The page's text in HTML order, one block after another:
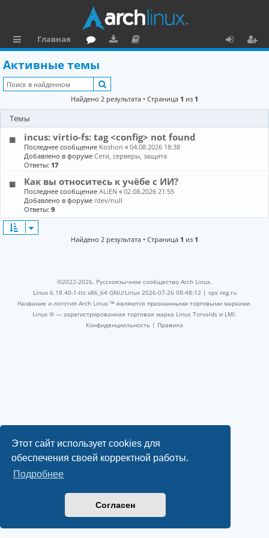
Этот сайт использует cookies для
обеспечения своей корректной работы.
Подробнее
Согласен
ы
л
к
и
Главная
ру
м
ру
зк
и
е
н
та
и
р
а
Активные темы
Найдено 2 результата • Страница 1 из 1
Темы
incus: virtio-fs: tag <config> not found
Последнее сообщение Koshon «04.08.2026 18:38
Добавлено в форумеСети, серверы, защита
Ответы: 17
Как вы относитесь к учёбе с ИИ?
Последнее сообщениеALiEN «02.08.2026 21:55
Добавлено в форуме/dev/null
Ответы:9
Найдено 2 результата • Страница 1 из 1
©2022-2026, Русскоязычное сообщество Arch Linux.
Linux 6.18.40-1-lts x86_64 GNU/Linux 2026-07-26 08:48:12 | vps reg.ru
Название и логотип Arch Linux ™ являются признанными торговыми марками.
Linux ® — зарегистрированная торговая марка Linus Torvalds и LMI.
Конфиденциальность | Правила